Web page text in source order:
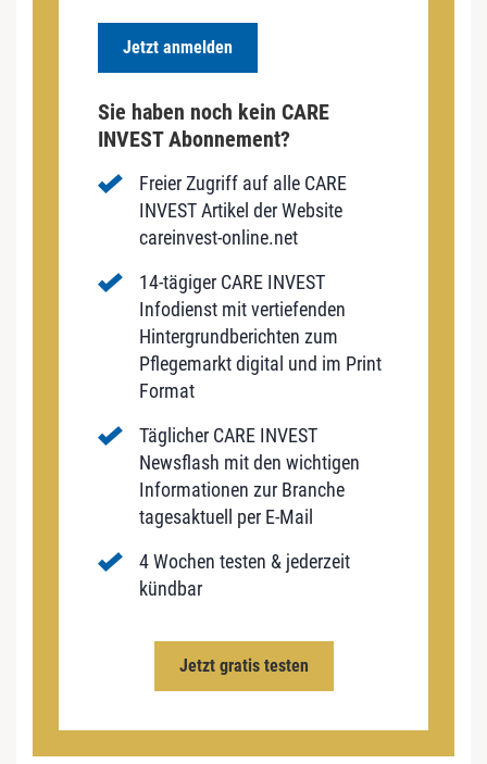
Jetzt anmelden
Sie haben noch kein CARE
INVEST Abonnement?
Freier Zugriff auf alle CARE
INVEST Artikel der Website
careinvest-online.net
14-tägiger CARE INVEST
Infodienst mit vertiefenden
Hintergrundberichten zum
Pflegemarkt digital und im Print
Format
Täglicher CARE INVEST
Newsflash mit den wichtigen
Informationen zur Branche
tagesaktuell per E-Mail
4 Wochen testen & jederzeit
kündbar
Jetzt gratis testen